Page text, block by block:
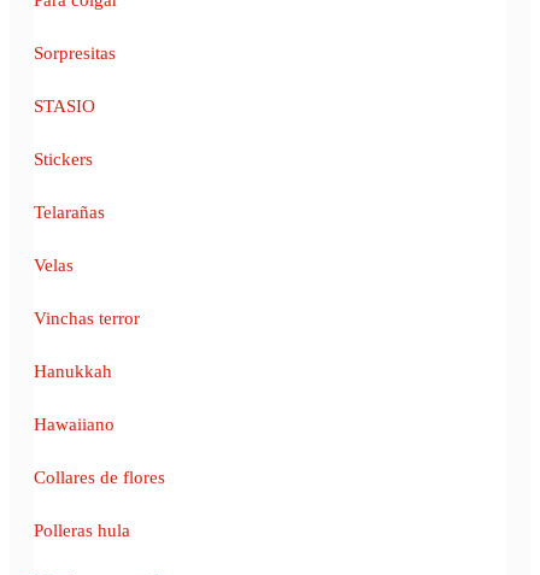
Sorpresitas
STASIO
Stickers
Telarañas
Velas
Vinchas terror
Hanukkah
Hawaiiano
Collares de flores
Polleras hula